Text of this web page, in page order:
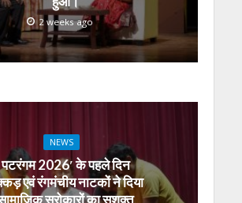
2 weeks ago
NEWS
पटरंगम 2026′ के पहले दिन
एवं रंगमंचीय नाटकों ने दिया
सरोकारों का सशक्त